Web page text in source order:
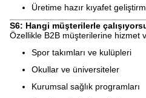
Üretime hazır kıyafet
S6: Hangi müşterilerle
Özellikle B2B müşterilerine hizmet
Spor takımları ve kulüpleri
Okullar ve üniversiteler
Kurumsal sağlık programları